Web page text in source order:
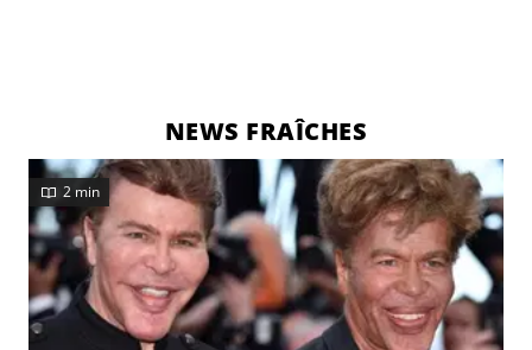
NEWS FRAÎCHES
2 min